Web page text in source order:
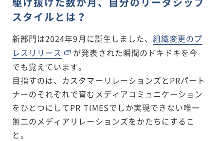
スタイルとは？
新部門は2024年9月に誕生しました、 組織変更のプ
レスリリース
が発表された瞬間のドキドキを今
でも覚えています。
目指すのは、カスタマーリレーションズとPRパート
ナーのそれぞれで育むメディアコミュニケーション
をひとつにしてPR TIMESでしか実現できない唯一
無二のメディアリレーションズをかたちにするこ
と。